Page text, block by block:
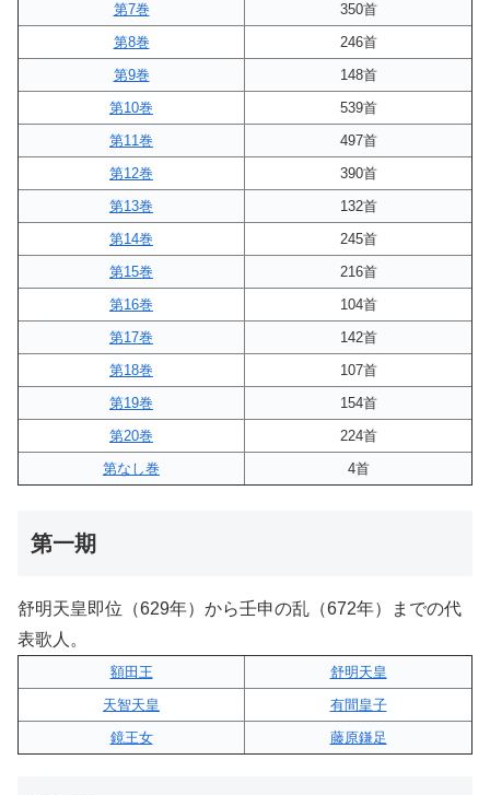
第7巻
350首
第8巻
246首
第9巻
148首
第10巻
539首
第11巻
497首
第12巻
390首
第13巻
132首
第14巻
245首
第15巻
216首
第16巻
104首
第17巻
142首
第18巻
107首
第19巻
154首
第20巻
224首
第なし巻
4首
第一期
舒明天皇即位（629年）から壬申の乱（672年）までの代
表歌人。
額田王
舒明天皇
天智天皇
有間皇子
鏡王女
藤原鎌足